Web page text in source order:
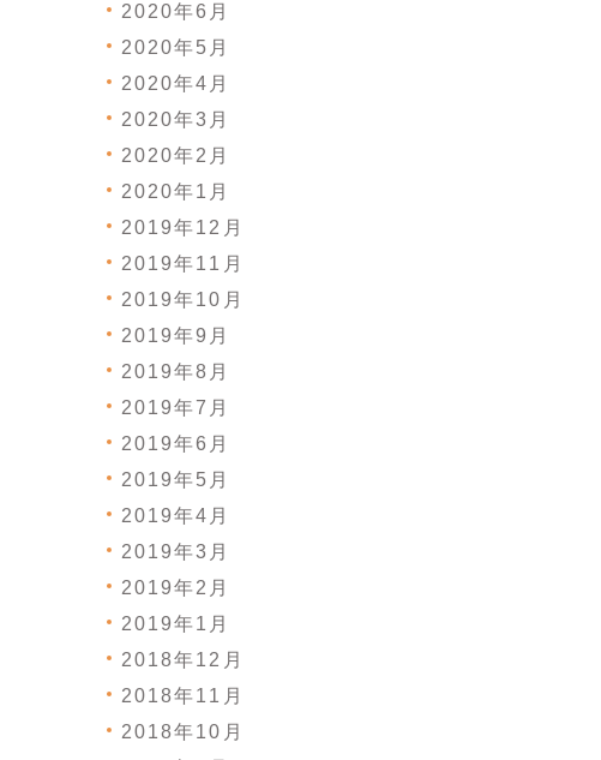
2020年6月
2020年5月
2020年4月
2020年3月
2020年2月
2020年1月
2019年12月
2019年11月
2019年10月
2019年9月
2019年8月
2019年7月
2019年6月
2019年5月
2019年4月
2019年3月
2019年2月
2019年1月
2018年12月
2018年11月
2018年10月